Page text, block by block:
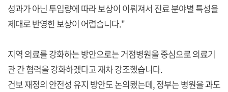
성과가 아닌 투입량에 따라 보상이 이뤄져서 진료 분야별 특성을
제대로 반영한 보상이 어렵습니다."
지역 의료를 강화하는 방안으로는 거점병원을 중심으로 의료기
관 간 협력을 강화하겠다고 재차 강조했습니다.
건보 재정의 안전성 유지 방안도 논의됐는데, 정부는 병원을 과도